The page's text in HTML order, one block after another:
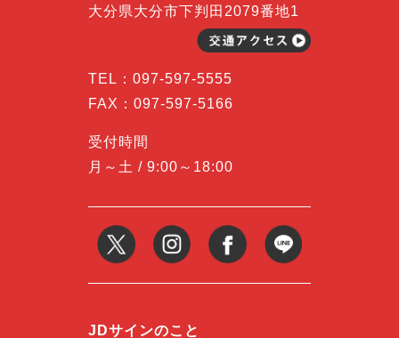
大分県大分市下判田2079番地1
TEL： 097-597-5555
FAX：097-597-5166
受付時間
月～土 / 9:00～18:00
JDサインのこと